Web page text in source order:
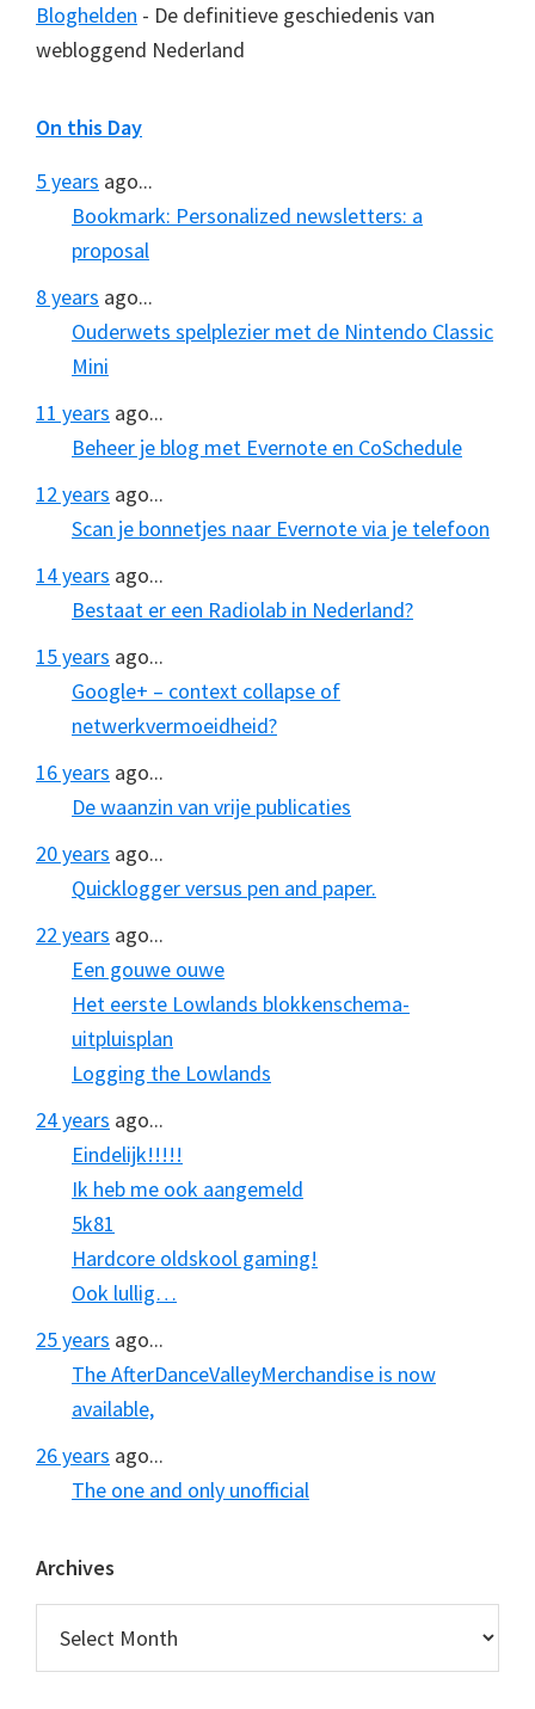
Bloghelden - De definitieve geschiedenis van
webloggend Nederland
On this Day
5 years ago...
Bookmark: Personalized newsletters: a
proposal
8 years ago...
Ouderwets spelplezier met de Nintendo Classic
Mini
11 years ago...
Beheer je blog met Evernote en CoSchedule
12 years ago...
Scan je bonnetjes naar Evernote via je telefoon
14 years ago...
Bestaat er een Radiolab in Nederland?
15 years ago...
Google+ – context collapse of
netwerkvermoeidheid?
16 years ago...
De waanzin van vrije publicaties
20 years ago...
Quicklogger versus pen and paper.
22 years ago...
Een gouwe ouwe
Het eerste Lowlands blokkenschema-
uitpluisplan
Logging the Lowlands
24 years ago...
Eindelijk!!!!!
Ik heb me ook aangemeld
5k81
Hardcore oldskool gaming!
Ook lullig…
25 years ago...
The AfterDanceValleyMerchandise is now
available,
26 years ago...
The one and only unofficial
Archives